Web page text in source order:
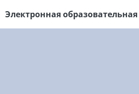
Электронная